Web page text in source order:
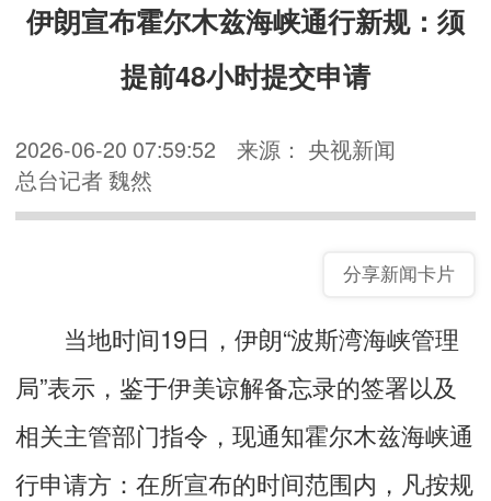
伊朗宣布霍尔木兹海峡通行新规：须
提前48小时提交申请
2026-06-20 07:59:52
来源： 央视新闻
总台记者 魏然
分享新闻卡片
当地时间19日，伊朗“波斯湾海峡管理
局”表示，鉴于伊美谅解备忘录的签署以及
相关主管部门指令，现通知霍尔木兹海峡通
行申请方：在所宣布的时间范围内，凡按规